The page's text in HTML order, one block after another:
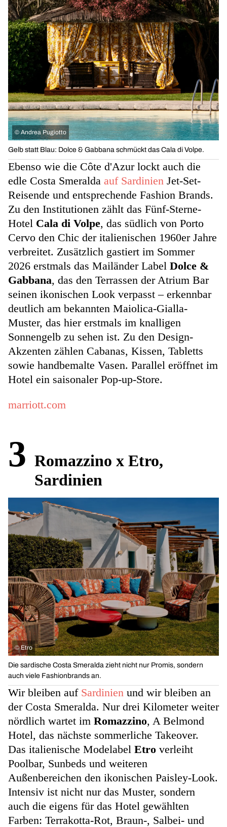
© Andrea Pugiotto
Gelb statt Blau: Dolce & Gabbana schmückt das Cala di Volpe.
Ebenso wie die Côte d'Azur lockt auch die
edle Costa Smeralda auf Sardinien Jet-Set-
Reisende und entsprechende Fashion Brands.
Zu den Institutionen zählt das Fünf-Sterne-
Hotel Cala di Volpe, das südlich von Porto
Cervo den Chic der italienischen 1960er Jahre
verbreitet. Zusätzlich gastiert im Sommer
2026 erstmals das Mailänder Label Dolce &
Gabbana, das den Terrassen der Atrium Bar
seinen ikonischen Look verpasst – erkennbar
deutlich am bekannten Maiolica-Gialla-
Muster, das hier erstmals im knalligen
Sonnengelb zu sehen ist. Zu den Design-
Akzenten zählen Cabanas, Kissen, Tabletts
sowie handbemalte Vasen. Parallel eröffnet im
Hotel ein saisonaler Pop-up-Store.
marriott.com
3 Romazzino x Etro,
Sardinien
© Etro
Die sardische Costa Smeralda zieht nicht nur Promis, sondern
auch viele Fashionbrands an.
Wir bleiben auf Sardinien und wir bleiben an
der Costa Smeralda. Nur drei Kilometer weiter
nördlich wartet im Romazzino, A Belmond
Hotel, das nächste sommerliche Takeover.
Das italienische Modelabel Etro verleiht
Poolbar, Sunbeds und weiteren
Außenbereichen den ikonischen Paisley-Look.
Intensiv ist nicht nur das Muster, sondern
auch die eigens für das Hotel gewählten
Farben: Terrakotta-Rot, Braun-, Salbei- und